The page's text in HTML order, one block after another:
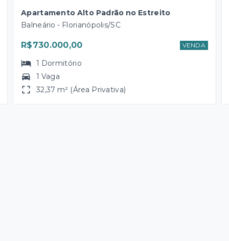
Apartamento Alto Padrão no Estreito
Balneário - Florianópolis/SC
R$730.000,00 VENDA
1 Dormitório
1 Vaga
32,37 m² (Área Privativa)